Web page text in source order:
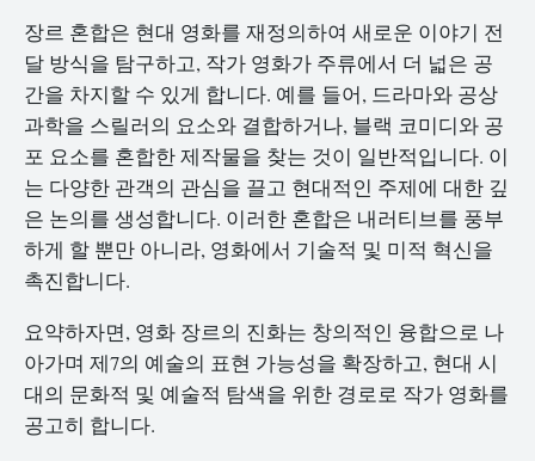
장르 혼합은 현대 영화를 재정의하여 새로운 이야기 전
달 방식을 탐구하고, 작가 영화가 주류에서 더 넓은 공
간을 차지할 수 있게 합니다. 예를 들어, 드라마와 공상
과학을 스릴러의 요소와 결합하거나, 블랙 코미디와 공
포 요소를 혼합한 제작물을 찾는 것이 일반적입니다. 이
는 다양한 관객의 관심을 끌고 현대적인 주제에 대한 깊
은 논의를 생성합니다. 이러한 혼합은 내러티브를 풍부
하게 할 뿐만 아니라, 영화에서 기술적 및 미적 혁신을
촉진합니다.
요약하자면, 영화 장르의 진화는 창의적인 융합으로 나
아가며 제7의 예술의 표현 가능성을 확장하고, 현대 시
대의 문화적 및 예술적 탐색을 위한 경로로 작가 영화를
공고히 합니다.